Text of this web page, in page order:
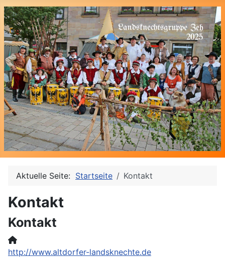
Aktuelle Seite: Startseite Kontakt
Kontakt
Kontakt
Website:
http://www.altdorfer-landsknechte.de